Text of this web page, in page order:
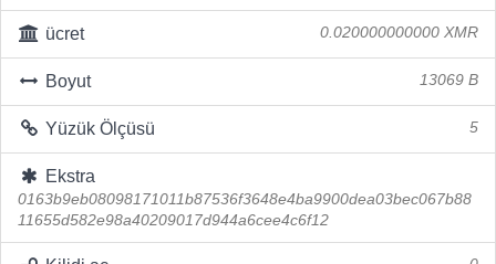
ücret 0.020000000000 XMR
Boyut 13069 B
Yüzük Ölçüsü 5
Ekstra
0163b9eb08098171011b87536f3648e4ba9900dea03bec067b88
11655d582e98a40209017d944a6cee4c6f12